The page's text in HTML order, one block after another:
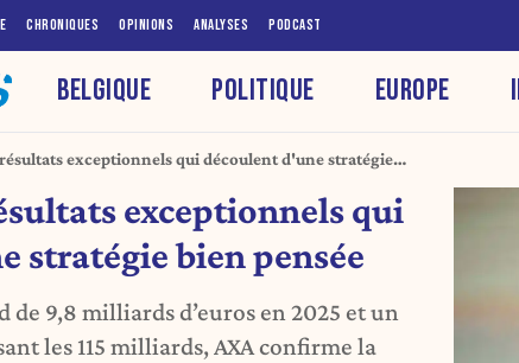
CHRONIQUES OPINIONS ANALYSES PODCAST
BELGIQUE POLITIQUE EUROPE
résultats exceptionnels qui découlent d'une stratégie
exceptionnels qui
stratégie bien pensée
de 9,8 milliards d’euros en 2025 et un
les 115 milliards, AXA confirme la